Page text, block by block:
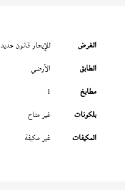
الغرض
للإيجار قانون جديد
الطابق
الأرضي
مطابخ
1
بلكونات
غير متاح
المكيفات
غير مكيفة